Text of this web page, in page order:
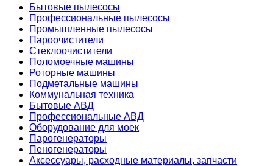
Бытовые пылесосы
Профессиональные пылесосы
Промышленные пылесосы
Пароочистители
Стеклоочистители
Поломоечные машины
Роторные машины
Подметальные машины
Коммунальная техника
Бытовые АВД
Профессиональные АВД
Оборудование для моек
Парогенераторы
Пеногенераторы
Аксессуары, расходные материалы, запчасти